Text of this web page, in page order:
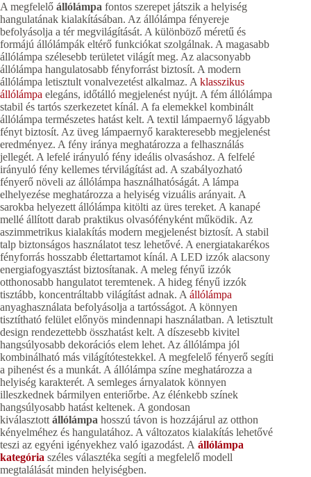
A megfelelő állólámpa fontos szerepet játszik a helyiség
hangulatának kialakításában. Az állólámpa fényereje
befolyásolja a tér megvilágítását. A különböző méretű és
formájú állólámpák eltérő funkciókat szolgálnak. A magasabb
állólámpa szélesebb területet világít meg. Az alacsonyabb
állólámpa hangulatosabb fényforrást biztosít. A modern
állólámpa letisztult vonalvezetést alkalmaz. Aklasszikus
állólámpa elegáns, időtálló megjelenést nyújt. A fém állólámpa
stabil és tartós szerkezetet kínál. A fa elemekkel kombinált
állólámpa természetes hatást kelt. A textil lámpaernyő lágyabb
fényt biztosít. Az üveg lámpaernyő karakteresebb megjelenést
eredményez. A fény iránya meghatározza a felhasználás
jellegét. A lefelé irányuló fény ideális olvasáshoz. A felfelé
irányuló fény kellemes térvilágítást ad. A szabályozható
fényerő növeli az állólámpa használhatóságát. A lámpa
elhelyezése meghatározza a helyiség vizuális arányait. A
sarokba helyezett állólámpa kitölti az üres tereket. A kanapé
mellé állított darab praktikus olvasófényként működik. Az
aszimmetrikus kialakítás modern megjelenést biztosít. A stabil
talp biztonságos használatot tesz lehetővé. A energiatakarékos
fényforrás hosszabb élettartamot kínál. A LED izzók alacsony
energiafogyasztást biztosítanak. A meleg fényű izzók
otthonosabb hangulatot teremtenek. A hideg fényű izzók
tisztább, koncentráltabb világítást adnak. Aállólámpa
anyaghasználata befolyásolja a tartósságot. A könnyen
tisztítható felület előnyös mindennapi használatban. A letisztult
design rendezettebb összhatást kelt. A díszesebb kivitel
hangsúlyosabb dekorációs elem lehet. Az állólámpa jól
kombinálható más világítótestekkel. A megfelelő fényerő segíti
a pihenést és a munkát. A állólámpa színe meghatározza a
helyiség karakterét. A semleges árnyalatok könnyen
illeszkednek bármilyen enteriőrbe. Az élénkebb színek
hangsúlyosabb hatást keltenek. A gondosan
kiválasztottállólámpa hosszú távon is hozzájárul az otthon
kényelméhez és hangulatához. A változatos kialakítás lehetővé
teszi az egyéni igényekhez való igazodást. A állólámpa
kategória széles választéka segíti a megfelelő modell
megtalálását minden helyiségben.